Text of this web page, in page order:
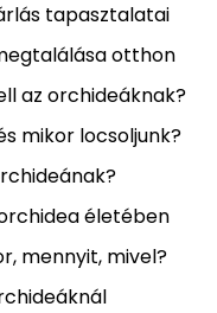
tapasztalatai
otthon
az orchideáknak?
mikor locsoljunk?
életében
mennyit, mivel?